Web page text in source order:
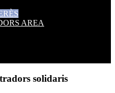
AREA
solidaris